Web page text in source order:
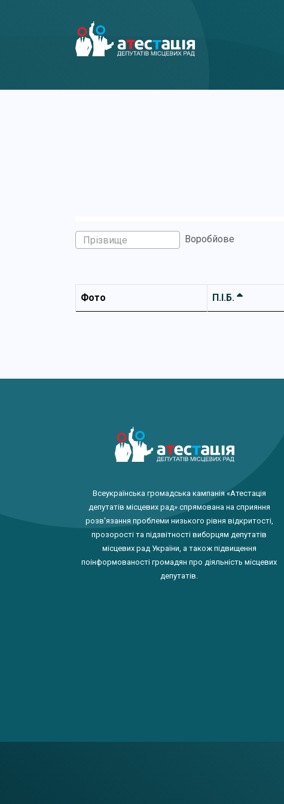
Воробйове
Фото П.І.Б.
Всеукраїнська громадська кампанія «Атестація
депутатів місцевих рад» спрямована на сприяння
розв'язання проблеми низького рівня відкритості,
прозорості та підзвітності виборцям депутатів
місцевих рад України, а також підвищення
поінформованості громадян про діяльність місцевих
депутатів.